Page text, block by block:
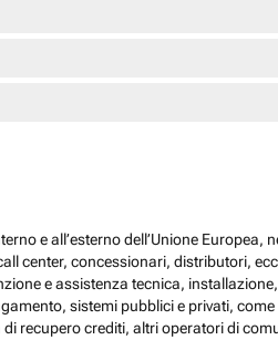
e all’esterno dell’Unione Europea,
center, concessionari, distributori,
e assistenza tecnica,
sistemi pubblici e privati, come
recupero crediti, altri operatori di